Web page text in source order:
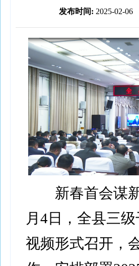
发布时间: 2025-02-06
新春首会谋新
月4日，全县三
视频形式召开，